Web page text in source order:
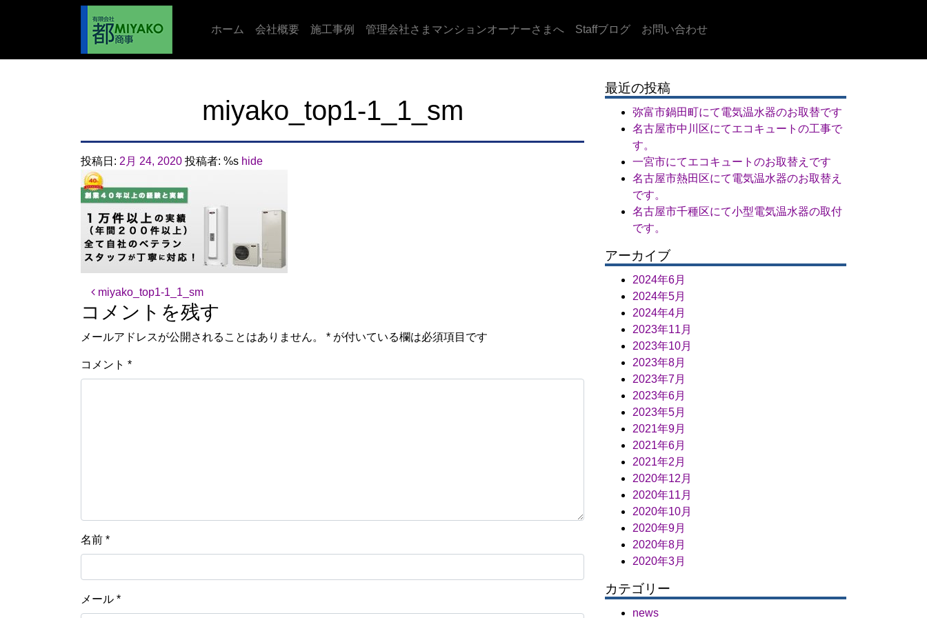
ホーム 会社概要 施工事例 管理会社さまマンションオーナーさまへ Staffブログ お問い合わせ
miyako_top1-1_1_sm
投稿日: 2月 24, 2020 投稿者: %s hide
投稿ナビゲーション
miyako_top1-1_1_sm
コメントを残す
メールアドレスが公開されることはありません。 * が付いている欄は必須項目です
コメント *
名前 *
メール *
最近の投稿
弥富市鍋田町にて電気温水器のお取替です
名古屋市中川区にてエコキュートの工事で
す。
一宮市にてエコキュートのお取替えです
名古屋市熱田区にて電気温水器のお取替え
です。
名古屋市千種区にて小型電気温水器の取付
です。
アーカイブ
2024年6月
2024年5月
2024年4月
2023年11月
2023年10月
2023年8月
2023年7月
2023年6月
2023年5月
2021年9月
2021年6月
2021年2月
2020年12月
2020年11月
2020年10月
2020年9月
2020年8月
2020年3月
カテゴリー
news